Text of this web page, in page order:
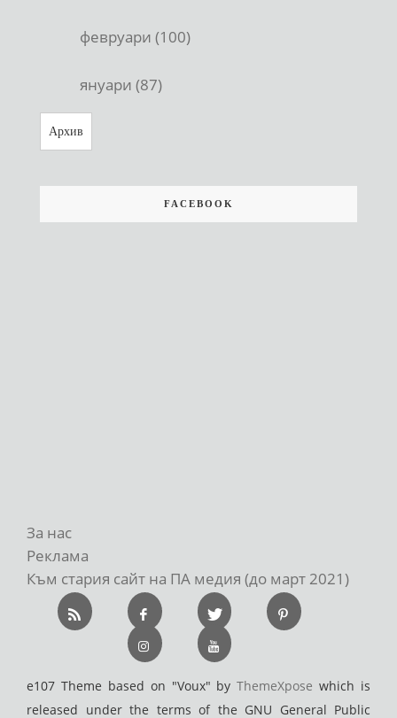
февруари (100)
януари (87)
Архив
FACEBOOK
За нас
Реклама
Към стария сайт на ПА медия (до март 2021)
e107 Theme based on "Voux" byThemeXpose which is
released under the terms of the GNU General Public